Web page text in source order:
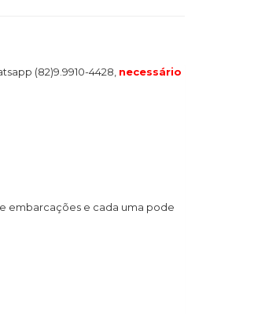
(82)9.9910-4428, necessário
embarcações e cada uma pode